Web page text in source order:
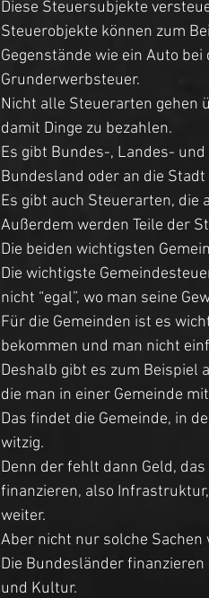
Diese Steuersubjekte
Steuerobjekte können zum
Gegenstände wie ein Auto
Grunderwerbsteuer.
Nicht alle Steuerarten gehen
damit Dinge zu bezahlen.
Es gibt Bundes-, Landes-
Bundesland oder an die Stadt
Es gibt auch Steuerarten, die
Außerdem werden Teile der
Die beiden wichtigsten
Die wichtigste
nicht “egal”, wo man seine
Für die Gemeinden ist es
bekommen und man nicht
Deshalb gibt es zum Beispiel
die man in einer Gemeinde
Das findet die Gemeinde, in
witzig.
Denn der fehlt dann Geld,
finanzieren, also
weiter.
Aber nicht nur solche
Die Bundesländer
und Kultur.